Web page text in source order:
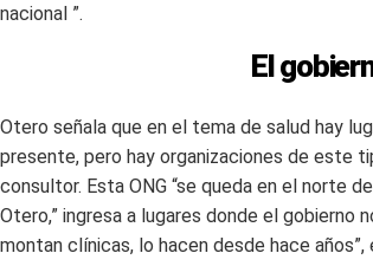
nacional ”.
El
Otero señala que en el tema de salud hay
presente, pero hay organizaciones de este
consultor. Esta ONG “se queda en el norte
Otero,” ingresa a lugares donde el gobierno
montan clínicas, lo hacen desde hace años”,